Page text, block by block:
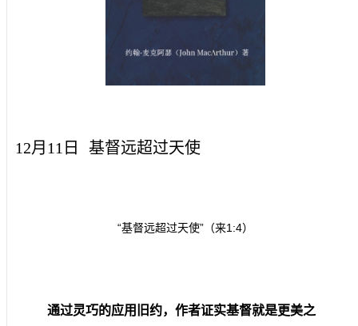
12月11日 基督远超过天使
“基督远超过天使”（来1:4）
通过灵巧的应用旧约，作者证实基督就是更美之